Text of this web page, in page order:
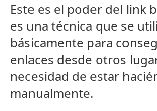
Este es el poder del link
es una técnica que se
básicamente para
enlaces desde otros
necesidad de estar
manualmente.